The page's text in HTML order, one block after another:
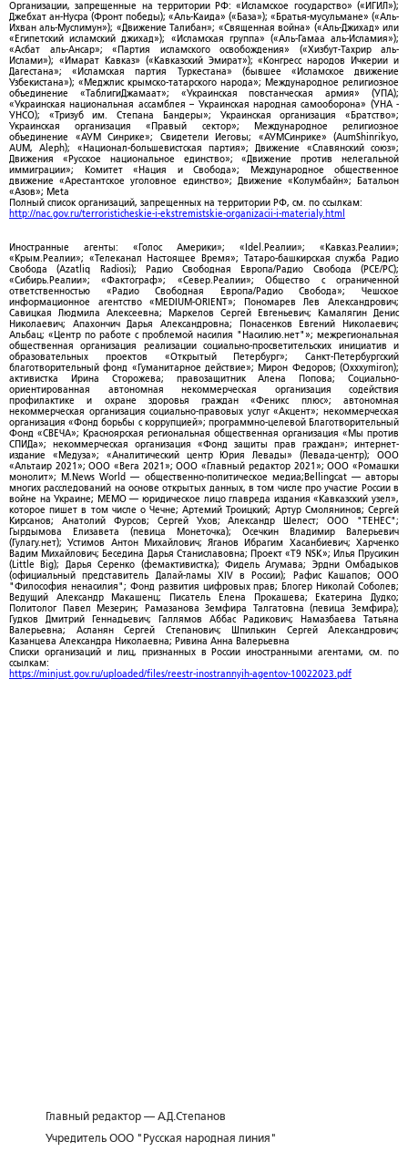
Организации, запрещенные на территории РФ: «Исламское государство» («ИГИЛ»);
Джебхат ан-Нусра (Фронт победы); «Аль-Каида» («База»); «Братья-мусульмане» («Аль-
Ихван аль-Муслимун»); «Движение Талибан»; «Священная война» («Аль-Джихад» или
«Египетский исламский джихад»); «Исламская группа» («Аль-Гамаа аль-Исламия»);
«Асбат аль-Ансар»; «Партия исламского освобождения» («Хизбут-Тахрир аль-
Ислами»); «Имарат Кавказ» («Кавказский Эмират»); «Конгресс народов Ичкерии и
Дагестана»; «Исламская партия Туркестана» (бывшее «Исламское движение
Узбекистана»); «Меджлис крымско-татарского народа»; Международное религиозное
объединение «ТаблигиДжамаат»; «Украинская повстанческая армия» (УПА);
«Украинская национальная ассамблея – Украинская народная самооборона» (УНА -
УНСО); «Тризуб им. Степана Бандеры»; Украинская организация «Братство»;
Украинская организация «Правый сектор»; Международное религиозное
объединение «АУМ Синрике»; Свидетели Иеговы; «АУМСинрике» (AumShinrikyo,
AUM, Aleph); «Национал-большевистская партия»; Движение «Славянский союз»;
Движения «Русское национальное единство»; «Движение против нелегальной
иммиграции»; Комитет «Нация и Свобода»; Международное общественное
движение «Арестантское уголовное единство»; Движение «Колумбайн»; Батальон
«Азов»; Meta
Полный список организаций, запрещенных на территории РФ, см. по ссылкам:
http://nac.gov.ru/terroristicheskie-i-ekstremistskie-organizacii-i-materialy.html
Иностранные агенты: «Голос Америки»; «Idel.Реалии»; «Кавказ.Реалии»;
«Крым.Реалии»; «Телеканал Настоящее Время»; Татаро-башкирская служба Радио
Свобода (Azatliq Radiosi); Радио Свободная Европа/Радио Свобода (PCE/PC);
«Сибирь.Реалии»; «Фактограф»; «Север.Реалии»; Общество с ограниченной
ответственностью «Радио Свободная Европа/Радио Свобода»; Чешское
информационное агентство «MEDIUM-ORIENT»; Пономарев Лев Александрович;
Савицкая Людмила Алексеевна; Маркелов Сергей Евгеньевич; Камалягин Денис
Николаевич; Апахончич Дарья Александровна; Понасенков Евгений Николаевич;
Альбац; «Центр по работе с проблемой насилия "Насилию.нет"»; межрегиональная
общественная организация реализации социально-просветительских инициатив и
образовательных проектов «Открытый Петербург»; Санкт-Петербургский
благотворительный фонд «Гуманитарное действие»; Мирон Федоров; (Oxxxymiron);
активистка Ирина Сторожева; правозащитник Алена Попова; Социально-
ориентированная автономная некоммерческая организация содействия
профилактике и охране здоровья граждан «Феникс плюс»; автономная
некоммерческая организация социально-правовых услуг «Акцент»; некоммерческая
организация «Фонд борьбы с коррупцией»; программно-целевой Благотворительный
Фонд «СВЕЧА»; Красноярская региональная общественная организация «Мы против
СПИДа»; некоммерческая организация «Фонд защиты прав граждан»; интернет-
издание «Медуза»; «Аналитический центр Юрия Левады» (Левада-центр); ООО
«Альтаир 2021»; ООО «Вега 2021»; ООО «Главный редактор 2021»; ООО «Ромашки
монолит»; M.News World — общественно-политическое медиа;Bellingcat — авторы
многих расследований на основе открытых данных, в том числе про участие России в
войне на Украине; МЕМО — юридическое лицо главреда издания «Кавказский узел»,
которое пишет в том числе о Чечне; Артемий Троицкий; Артур Смолянинов; Сергей
Кирсанов; Анатолий Фурсов; Сергей Ухов; Александр Шелест; ООО "ТЕНЕС";
Гырдымова Елизавета (певица Монеточка); Осечкин Владимир Валерьевич
(Гулагу.нет); Устимов Антон Михайлович; Яганов Ибрагим Хасанбиевич; Харченко
Вадим Михайлович; Беседина Дарья Станиславовна; Проект «T9 NSK»; Илья Прусикин
(Little Big); Дарья Серенко (фемактивистка); Фидель Агумава; Эрдни Омбадыков
(официальный представитель Далай-ламы XIV в России); Рафис Кашапов; ООО
"Философия ненасилия"; Фонд развития цифровых прав; Блогер Николай Соболев;
Ведущий Александр Макашенц; Писатель Елена Прокашева; Екатерина Дудко;
Политолог Павел Мезерин; Рамазанова Земфира Талгатовна (певица Земфира);
Гудков Дмитрий Геннадьевич; Галлямов Аббас Радикович; Намазбаева Татьяна
Валерьевна; Асланян Сергей Степанович; Шпилькин Сергей Александрович;
Казанцева Александра Николаевна; Ривина Анна Валерьевна
Списки организаций и лиц, признанных в России иностранными агентами, см. по
ссылкам:
https://minjust.gov.ru/uploaded/files/reestr-inostrannyih-agentov-10022023.pdf
Главный редактор — А.Д.Степанов
Учредитель ООО "Русская народная линия"